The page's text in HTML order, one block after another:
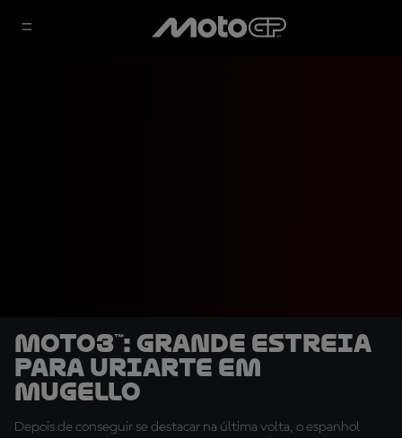
Moto3™: Grande estreia
para Uriarte em
Mugello
Depois de conseguir se destacar na última volta, o espanhol